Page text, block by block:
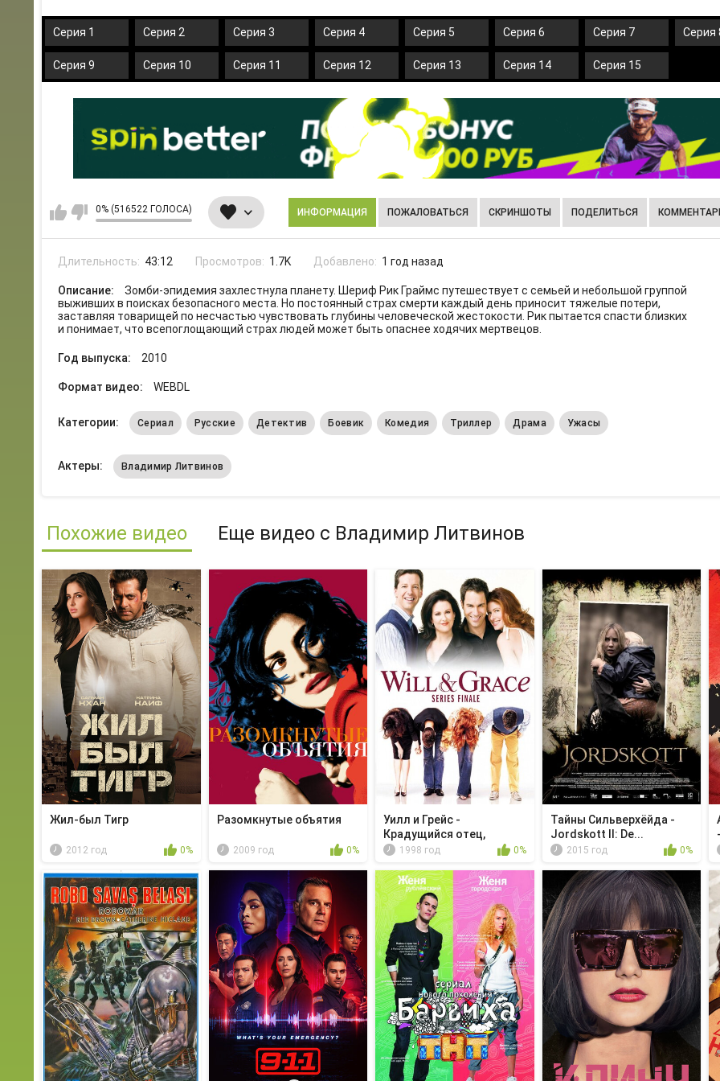
Серия 1 Серия 2 Серия 3 Серия 4 Серия 5 Серия 6 Серия 7 Серия
Серия 9 Серия 10 Серия 11 Серия 12 Серия 13 Серия 14 Серия 15
0% (516522 ГОЛОСА) ИНФОРМАЦИЯ ПОЖАЛОВАТЬСЯ СКРИНШОТЫ ПОДЕЛИТЬСЯ
Длительность: 43:12 Просмотров: 1.7K Добавлено: 1 год назад
Описание:
Зомби-эпидемия захлестнула планету. Шериф Рик Граймс путешествует с семьей и небольшой группой
выживших в поисках безопасного места. Но постоянный страх смерти каждый день приносит тяжелые потери,
заставляя товарищей по несчастью чувствовать глубины человеческой жестокости. Рик пытается спасти близких
и понимает, что всепоглощающий страх людей может быть опаснее ходячих мертвецов.
Год выпуска: 2010
Формат видео: WEBDL
Категории: Сериал Русские Детектив Боевик Комедия Триллер Драма Ужасы
Актеры: Владимир Литвинов
Похожие видео Еще видео с Владимир Литвинов
Жил-был Тигр
2012 год 0%
Разомкнутые объятия
2009 год 0%
Уилл и Грейс -
Крадущийся отец,
скрыт...
1998 год 0%
Тайны Сильверхёйда -
Jordskott II: De...
2015 год 0%